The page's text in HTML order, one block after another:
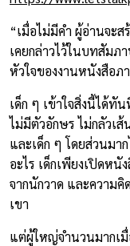
“เมื่อไม่มีคำ ผู้อ่านจะส
เคยกล่าวไว้ในบทสัม
หัวใจของงานหนังสือภ
เด็ก ๆ เข้าใจสิ่งนี้ได้ทั
ไม่มีตัวอักษร ไม่กลัวเ
และเด็ก ๆ โดยส่วนมา
อะไร เด็กเพียงเปิดห
จากนักวาด และความ
เขา
แต่ผู้ใหญ่จำนวนมากเมื่